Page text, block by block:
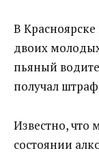
В
двоих
пьяный
получал
Известно, что
состоянии